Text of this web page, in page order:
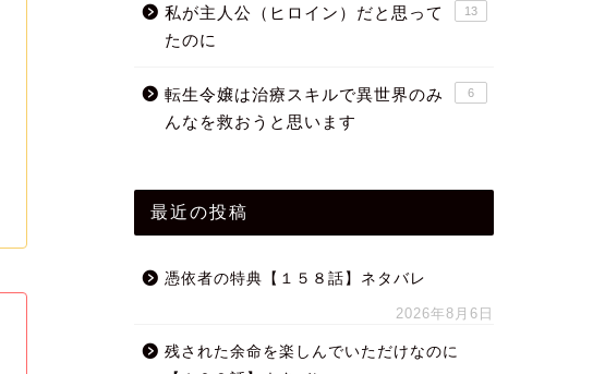
私が主人公（ヒロイン）だと思って
たのに
13
転生令嬢は治療スキルで異世界のみ
んなを救おうと思います
6
最近の投稿
憑依者の特典【１５８話】ネタバレ
2026年8月6日
残された余命を楽しんでいただけなのに